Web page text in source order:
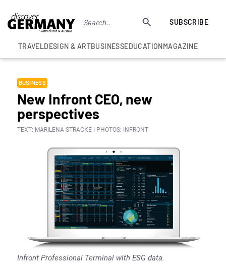
SUBSCRIBE
TRAVELDESIGN & ARTBUSINESSEDUCATIONMAGAZINE
BUSINESS
New Infront CEO, new
perspectives
TEXT: MARILENA STRACKE I PHOTOS: INFRONT
Infront Professional Terminal with ESG data.